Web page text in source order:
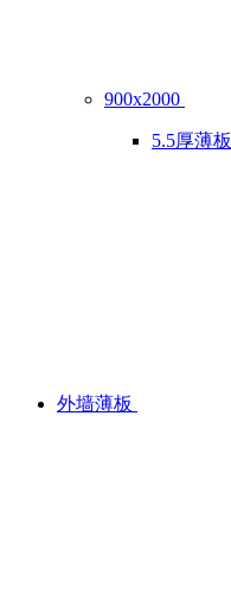
900x2000
5.5厚薄板
外墙薄板